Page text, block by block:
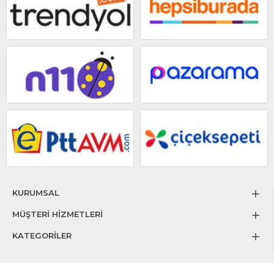
KURUMSAL
MÜŞTERİ HİZMETLERİ
KATEGORİLER